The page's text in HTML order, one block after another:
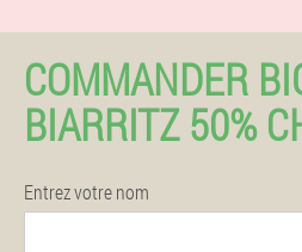
COMMANDER
BIARRITZ 50%
Entrez votre nom